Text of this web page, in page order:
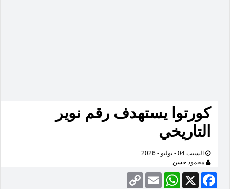
كورتوا يستهدف رقم نوير
التاريخي
السبت 04 - يوليو - 2026
محمود حسن
Facebook
X
WhatsApp
Email
Copy
Link